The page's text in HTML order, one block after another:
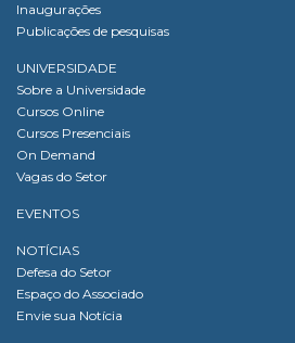
Inaugurações
Publicações de pesquisas
UNIVERSIDADE
Sobre a Universidade
Cursos Online
Cursos Presenciais
On Demand
Vagas do Setor
EVENTOS
NOTÍCIAS
Defesa do Setor
Espaço do Associado
Envie sua Notícia